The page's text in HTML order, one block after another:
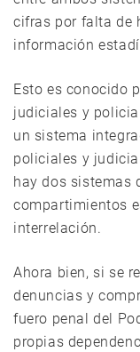
cifras por falta de
información
Esto es conocido
judiciales y
un sistema
policiales y
hay dos sistemas
compartimientos
interrelación.
Ahora bien, si se
denuncias y
fuero penal del
propias